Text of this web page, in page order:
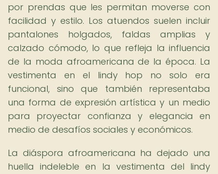
por prendas que les permitan moverse con
facilidad y estilo. Los atuendos suelen incluir
pantalones holgados, faldas amplias y
calzado cómodo, lo que refleja la influencia
de la moda afroamericana de la época. La
vestimenta en el lindy hop no solo era
funcional, sino que también representaba
una forma de expresión artística y un medio
para proyectar confianza y elegancia en
medio de desafíos sociales y económicos.
La diáspora afroamericana ha dejado una
huella indeleble en la vestimenta del lindy